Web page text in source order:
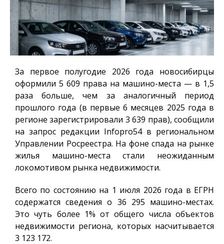
За первое полугодие 2026 года новосибирцы
оформили 5 609 права на машино-места — в 1,5
раза больше, чем за аналогичный период
прошлого года (в первые 6 месяцев 2025 года в
регионе зарегистрировали 3 639 прав), сообщили
на запрос редакции Infopro54в региональном
Управлении Росреестра. На фоне спада на рынке
жилья машино-места стали неожиданным
локомотивом рынка недвижимости.
Всего по состоянию на 1 июля 2026 года в ЕГРН
содержатся сведения о 36 295 машино-местах.
Это чуть более 1% от общего числа объектов
недвижимости региона, которых насчитывается
3 123 172.